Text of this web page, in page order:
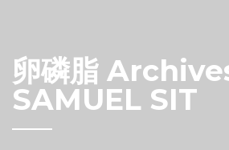
卵磷脂
SAMUEL SIT